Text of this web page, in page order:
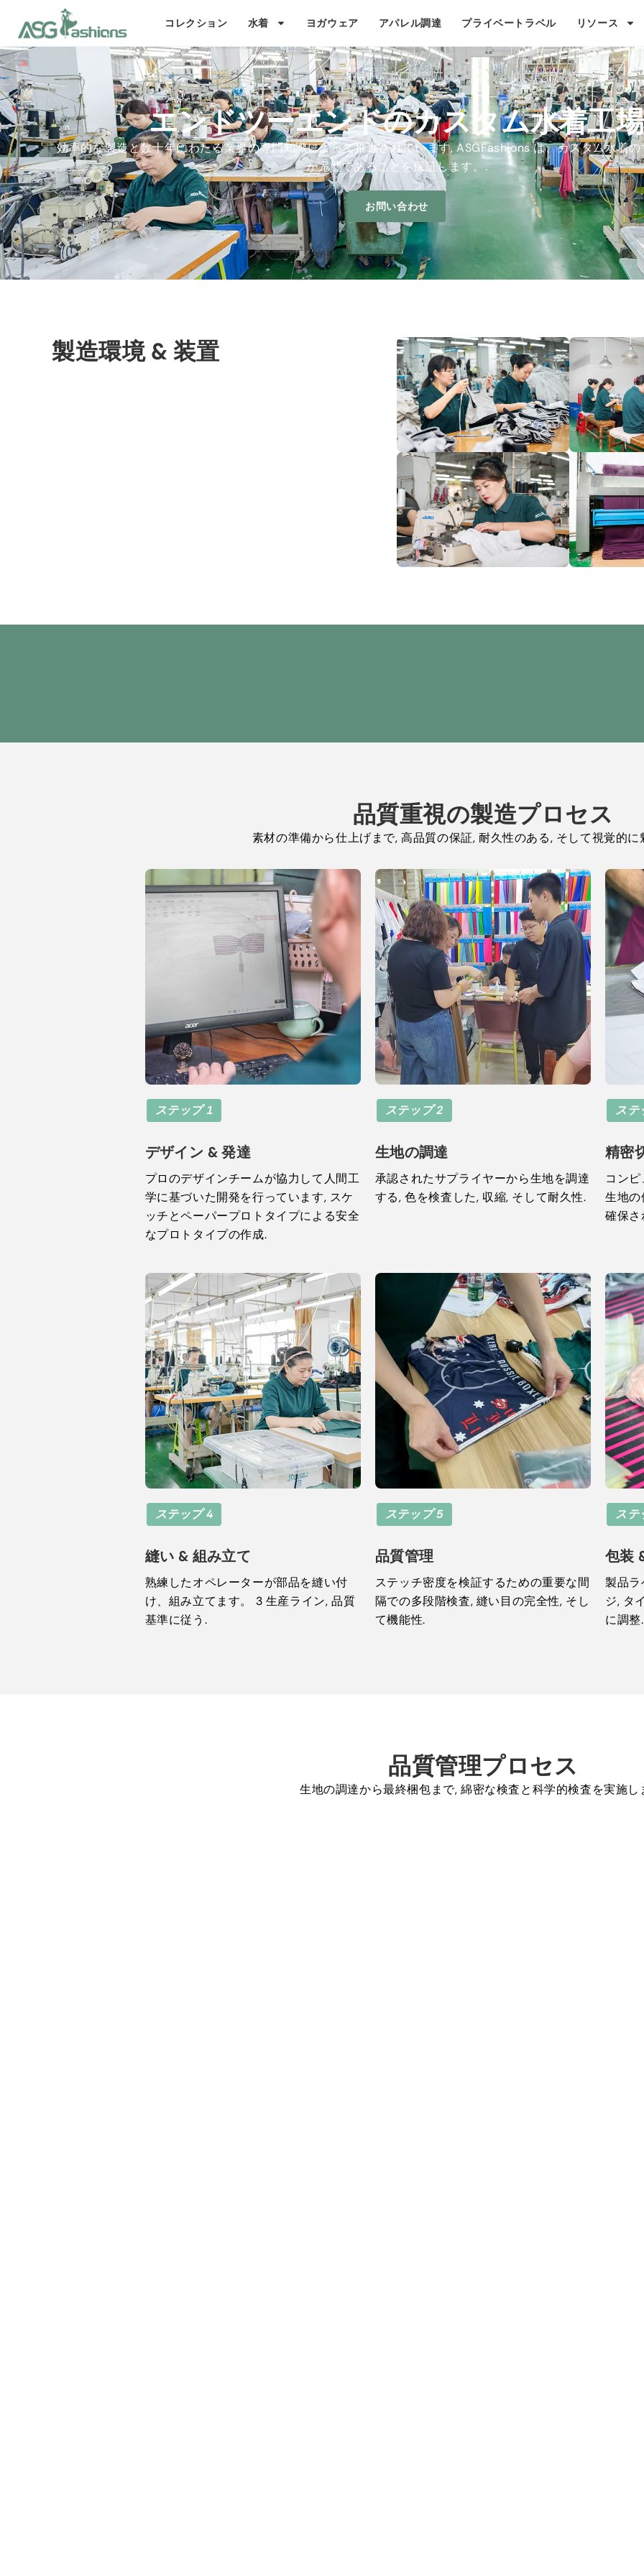
コレクション 水着 ヨガウェア アパレル調達 プライベートラベル リソース
エンドツーエンドのカスタム水着工
効率的な製造と数十年にわたる業界の専門知識によって推進されています, ASGFashions は、カスタム水着
が完璧であることを保証します。.
お問い合わせ
製造環境 & 装置
品質重視の製造プロセス
素材の準備から仕上げまで, 高品質の保証, 耐久性のある, そして視覚的に
ステップ 1
デザイン & 発達
プロのデザインチームが協力して人間工
学に基づいた開発を行っています, スケ
ッチとペーパープロトタイプによる安全
なプロトタイプの作成.
ステップ 2
生地の調達
承認されたサプライヤーから生地を調達
する, 色を検査した, 収縮, そして耐久性.
ステ
精密
コン
生地
確保さ
ステップ 4
縫い & 組み立て
熟練したオペレーターが部品を縫い付
け、組み立てます。 3 生産ライン, 品質
基準に従う.
ステップ 5
品質管理
ステッチ密度を検証するための重要な間
隔での多段階検査, 縫い目の完全性, そし
て機能性.
ステ
包装
製品
ジ, タ
に調整.
品質管理プロセス
生地の調達から最終梱包まで, 綿密な検査と科学的検査を実施し